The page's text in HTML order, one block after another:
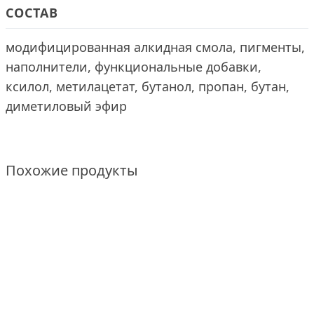
СОСТАВ
модифицированная алкидная смола, пигменты,
наполнители, функциональные добавки,
ксилол, метилацетат, бутанол, пропан, бутан,
диметиловый эфир
Похожие продукты